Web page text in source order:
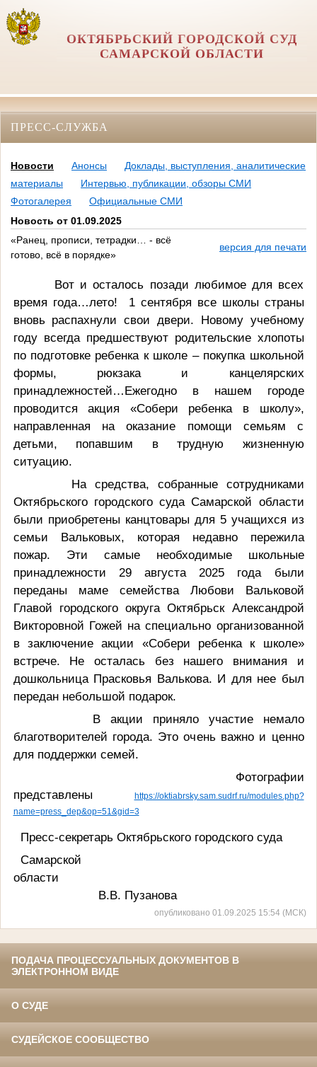
ОКТЯБРЬСКИЙ ГОРОДСКОЙ СУД
САМАРСКОЙ ОБЛАСТИ
ПРЕСС-СЛУЖБА
Новости Анонсы
Доклады, выступления, аналитические
материалы
Интервью, публикации, обзоры СМИ
Фотогалерея
Официальные СМИ
Новость от 01.09.2025
«Ранец, прописи, тетрадки… - всё
готово, всё в порядке»
версия для печати
Вот и осталось позади любимое для всех
время года…лето! 1 сентября все школы страны
вновь распахнули свои двери. Новому учебному
году всегда предшествуют родительские хлопоты
по подготовке ребенка к школе – покупка школьной
формы, рюкзака и канцелярских
принадлежностей…Ежегодно в нашем городе
проводится акция «Собери ребенка в школу»,
направленная на оказание помощи семьям с
детьми, попавшим в трудную жизненную
ситуацию.
На средства, собранные сотрудниками
Октябрьского городского суда Самарской области
были приобретены канцтовары для 5 учащихся из
семьи Вальковых, которая недавно пережила
пожар. Эти самые необходимые школьные
принадлежности 29 августа 2025 года были
переданы маме семейства Любови Вальковой
Главой городского округа Октябрьск Александрой
Викторовной Гожей на специально организованной
в заключение акции «Собери ребенка к школе»
встрече. Не осталась без нашего внимания и
дошкольница Прасковья Валькова. И для нее был
передан небольшой подарок.
В акции приняло участие немало
благотворителей города. Это очень важно и ценно
для поддержки семей.
Фотографии
представлены
https://oktiabrsky.sam.sudrf.ru/modules.php?
name=press_dep&op=51&gid=3
Пресс-секретарь Октябрьского городского суда
Самарской
области
В.В. Пузанова
опубликовано 01.09.2025 15:54 (МСК)
ПОДАЧА ПРОЦЕССУАЛЬНЫХ ДОКУМЕНТОВ В
ЭЛЕКТРОННОМ ВИДЕ
О СУДЕ
СУДЕЙСКОЕ СООБЩЕСТВО